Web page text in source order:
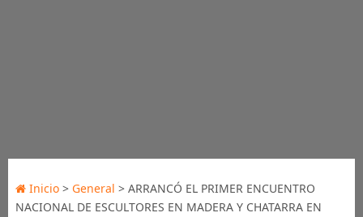
Inicio> General > ARRANCÓ EL PRIMER ENCUENTRO
NACIONAL DE ESCULTORES EN MADERA Y CHATARRA EN